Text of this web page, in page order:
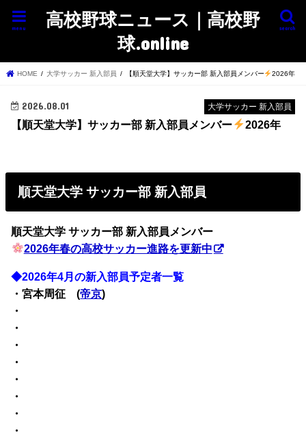
高校野球ニュース｜高校野
球.online
search
menu
HOME 大学サッカー 新入部員 【順天堂大学】サッカー部 新入部員メンバー 2026年
大学サッカー 新入部員
2026.08.01
【順天堂大学】サッカー部 新入部員メンバー 2026年
順天堂大学 サッカー部 新入部員
順天堂大学 サッカー部 新入部員メンバー
2026年春の高校サッカー進路を更新中
◆2026年4月の新入部員予定者一覧
・宮本周征 (帝京)
・
・
・
・
・
・
・
・